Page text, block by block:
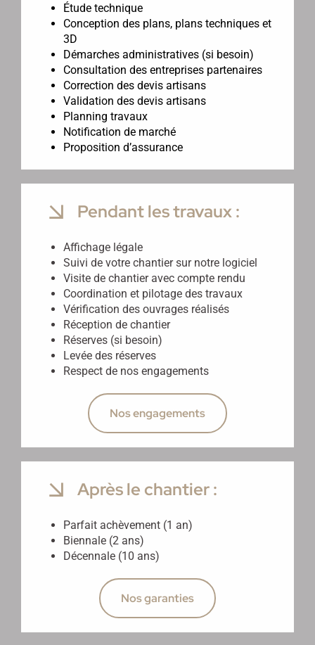
Étude technique
Conception des plans, plans techniques et
3D
Démarches administratives (si besoin)
Consultation des entreprises partenaires
Correction des devis artisans
Validation des devis artisans
Planning travaux
Notification de marché
Proposition d’assurance
Pendant les travaux :
Affichage légale
Suivi de votre chantier sur notre logiciel
Visite de chantier avec compte rendu
Coordination et pilotage des travaux
Vérification des ouvrages réalisés
Réception de chantier
Réserves (si besoin)
Levée des réserves
Respect de nos engagements
Nos engagements
Après le chantier :
Parfait achèvement (1 an)
Biennale (2 ans)
Décennale (10 ans)
Nos garanties